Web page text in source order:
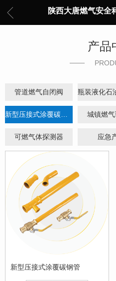
陕西大唐燃气安全
产品
管道燃气自闭阀
城镇燃
可燃气体探测器 应急
新型压接式涂覆碳钢管